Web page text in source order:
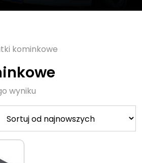
kominkowe
wyniku